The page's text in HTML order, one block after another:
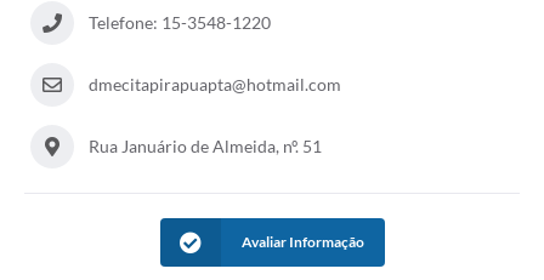
Legislação
Editais
Telefone: 15-3548-1220
dmecitapirapuapta@hotmail.com
Rua Januário de Almeida, nº. 51
Avaliar Informação